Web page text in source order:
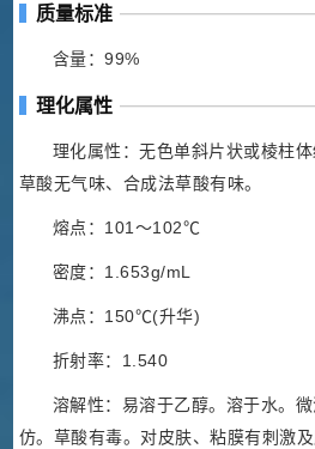
质量标准
含量：99%
理化属性
理化属性：无色单斜片状或棱柱
草酸无气味、合成法草酸有味。
熔点：101～102℃
密度：1.653g/mL
沸点：150℃(升华)
折射率：1.540
溶解性：易溶于乙醇。溶于水。
仿。草酸有毒。对皮肤、粘膜有刺激